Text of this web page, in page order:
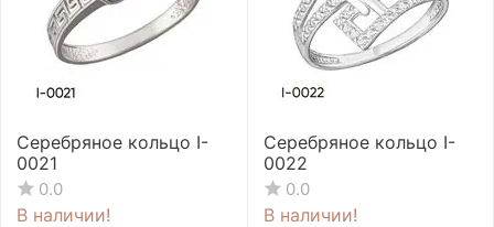
Серебряное кольцо I-
0021
0.0
В наличии!
Серебряное кольцо I-
0022
0.0
В наличии!